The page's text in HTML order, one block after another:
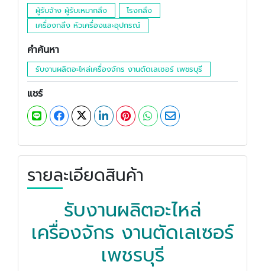
ผู้รับจ้าง ผู้รับเหมากลึง
โรงกลึง
เครื่องกลึง หัวเครื่องและอุปกรณ์
คำค้นหา
รับงานผลิตอะไหล่เครื่องจักร งานตัดเลเซอร์ เพชรบุรี
แชร์
รายละเอียดสินค้า
รับงานผลิตอะไหล่
เครื่องจักร งานตัดเลเซอร์
เพชรบุรี